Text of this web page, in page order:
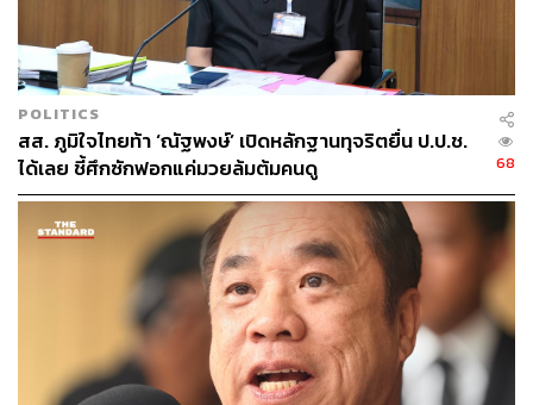
“ทั้งนี้เพื่อปกป้องผลกระทบที่อาจเกิดขึ้นอันจะส่งผลกระทบต่อ
รูปคดี ยืนยันอีกครั้งว่าเราจะต้องสู้ให้เต็มกำลัง มีช่องทางใด
จะเกิดขึ้นได้ในสิ่งที่จะทำให้ยุติได้ก็ต้องทำ และมีการ
พิจารณาในมาตรการที่หากต่อสู้ไม่ได้ เรื่องนี้ถือเป็นหน้าที่
ของรัฐบาล และอยากฝากถึงประชาชน ถ้าฟังเพลินๆ ก็ดู
เหมือนดี ที่พูดกันมาดูเหมือนรักชาติรักแผ่นดินก็ว่ากันไป”
พิสูจน์อักษร: ภาสิณี เพิ่มพันธุ์พงศ์
ประยุทธ์ จันทร์โอชา ม.44
สุขอนามัย
การอภิปรายไม่ไว้วางใจ
POLITICS
สส. ภูมิใจไทยท้า ‘ณัฐพงษ์’ เปิดหลักฐานทุจริตยื่น ป.ป.ช.
ได้เลย ชี้ศึกซักฟอกแค่มวยล้มต้มคนดู
68